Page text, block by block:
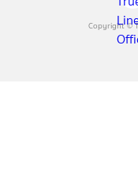
Copyright ©